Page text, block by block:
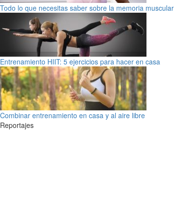
Todo lo que necesitas saber sobre la memoria muscular
Entrenamiento HIIT: 5 ejercicios para hacer en casa
Combinar entrenamiento en casa y al aire libre
Reportajes